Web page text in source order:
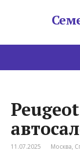
11.07.2025 Москва,